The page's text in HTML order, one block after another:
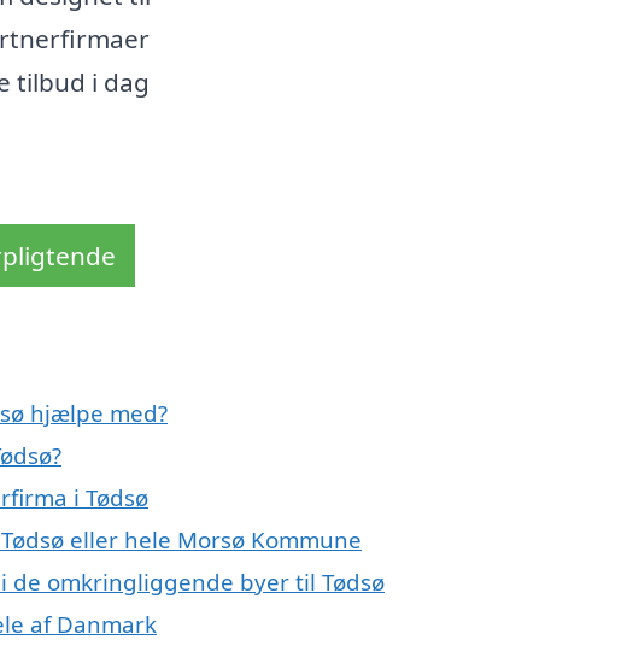
tilbud i dag
hjælpe med?
i Tødsø
eller hele Morsø Kommune
omkringliggende byer til Tødsø
af Danmark